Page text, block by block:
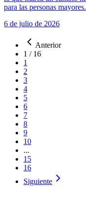
para las personas mayores.
6 de julio de 2026
Anterior
1 / 16
1
2
3
4
5
6
7
8
9
10
...
15
16
Siguiente